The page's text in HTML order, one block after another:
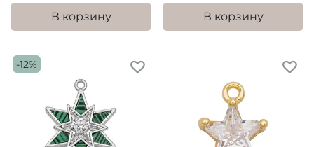
В корзину В корзину
-12%